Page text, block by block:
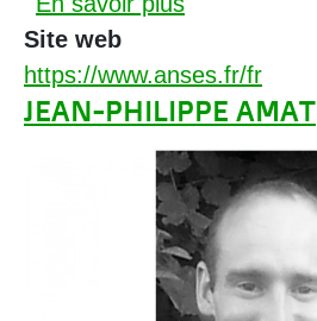
Site web
https://www.anses.fr/fr
JEAN-PHILIPPE AMAT